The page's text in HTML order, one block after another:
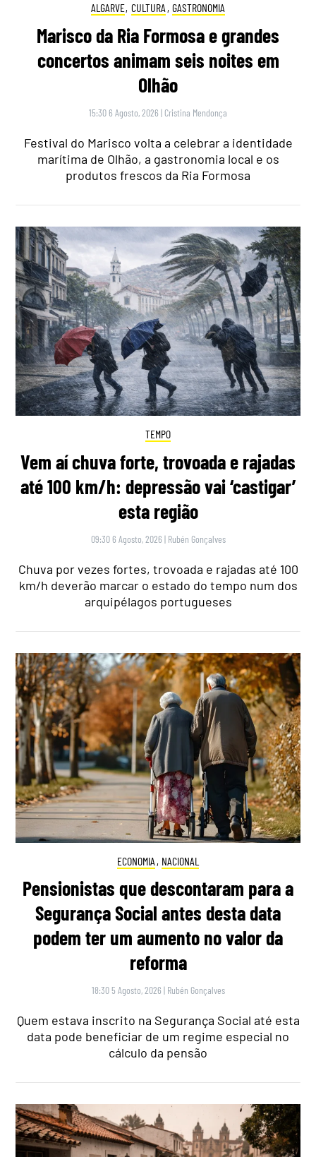
ALGARVE, CULTURA , GASTRONOMIA
Marisco da Ria Formosa e grandes
concertos animam seis noites em
Olhão
15:30 6 Agosto, 2026 | Cristina Mendonça
Festival do Marisco volta a celebrar a identidade
marítima de Olhão, a gastronomia local e os
produtos frescos da Ria Formosa
TEMPO
Vem aí chuva forte, trovoada e rajadas
até 100 km/h: depressão vai ‘castigar’
esta região
09:30 6 Agosto, 2026 | Rubén Gonçalves
Chuva por vezes fortes, trovoada e rajadas até 100
km/h deverão marcar o estado do tempo num dos
arquipélagos portugueses
ECONOMIA , NACIONAL
Pensionistas que descontaram para a
Segurança Social antes desta data
podem ter um aumento no valor da
reforma
18:30 5 Agosto, 2026 | Rubén Gonçalves
Quem estava inscrito na Segurança Social até esta
data pode beneficiar de um regime especial no
cálculo da pensão